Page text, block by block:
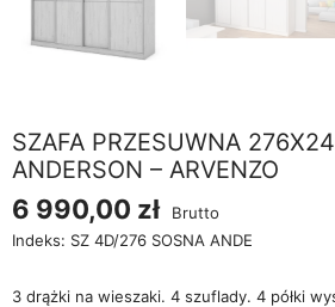
SZAFA PRZESUWNA
ANDERSON – ARVENZO
6 990,00 zł
Brutto
Indeks: SZ 4D/276 SOSNA ANDE
3 drążki na wieszaki. 4 szuflady. 4 półki